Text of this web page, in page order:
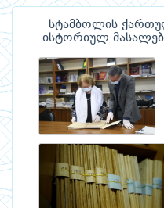
სტამბოლის
ისტორიულ